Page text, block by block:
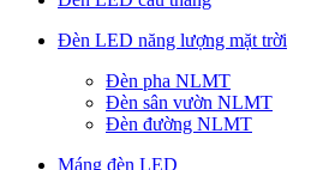
Đèn LED năng lượng mặt trời
Đèn pha NLMT
Đèn sân vườn NLMT
Đèn đường NLMT
Máng đèn LED